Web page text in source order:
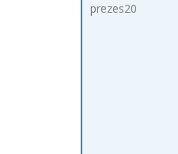
prezes20